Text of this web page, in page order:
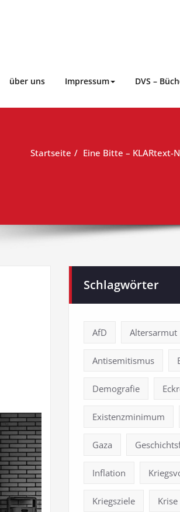
über uns Impressum DVS –
Startseite Eine Bitte –
Schlagwörter
AfD Altersarmut
Antisemitismus
Demografie
Existenzminimum
Gaza
Inflation
Kriegsziele Krise